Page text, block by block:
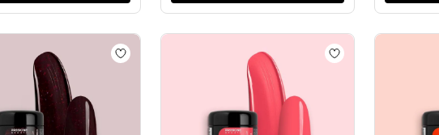
souhaits Gel Couleur F77 KingAjouter à la liste de souhaits Gel Couleur F93 Fenty Red
Ajouter à la liste